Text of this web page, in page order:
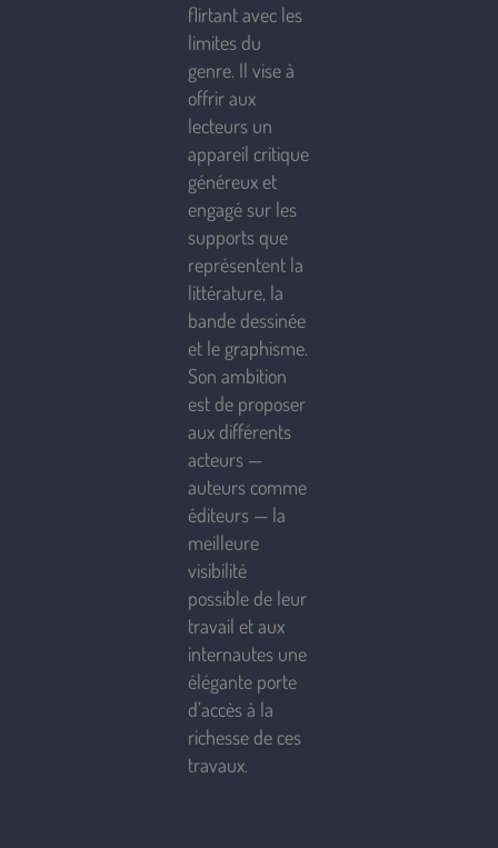
flirtant avec les
limites du
genre. Il vise à
offrir aux
lecteurs un
appareil critique
généreux et
engagé sur les
supports que
représentent la
littérature, la
bande dessinée
et le graphisme.
Son ambition
est de proposer
aux différents
acteurs —
auteurs comme
éditeurs — la
meilleure
visibilité
possible de leur
travail et aux
internautes une
élégante porte
d’accès à la
richesse de ces
travaux.